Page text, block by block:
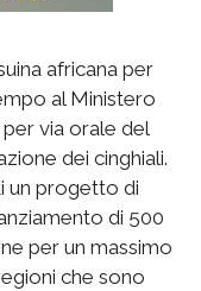
africana per
al Ministero
via orale del
dei cinghiali.
un progetto di
di 500
per un massimo
che sono